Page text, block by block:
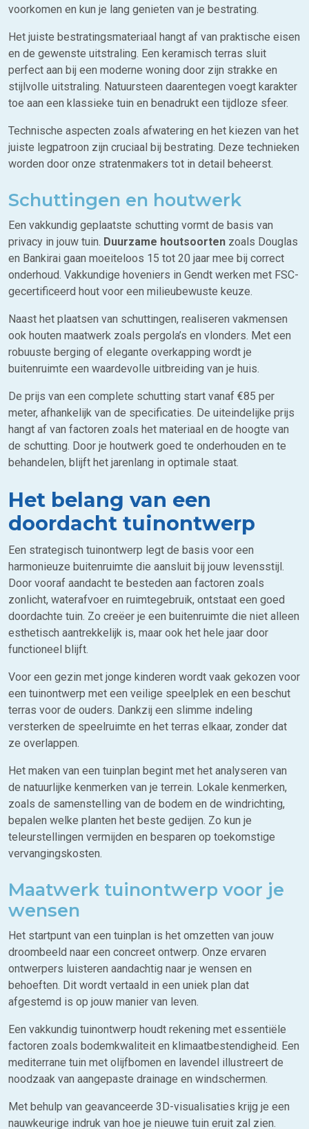
voorkomen en kun je lang genieten van je bestrating.
Het juiste bestratingsmateriaal hangt af van praktische eisen
en de gewenste uitstraling. Een keramisch terras sluit
perfect aan bij een moderne woning door zijn strakke en
stijlvolle uitstraling. Natuursteen daarentegen voegt karakter
toe aan een klassieke tuin en benadrukt een tijdloze sfeer.
Technische aspecten zoals afwatering en het kiezen van het
juiste legpatroon zijn cruciaal bij bestrating. Deze technieken
worden door onze stratenmakers tot in detail beheerst.
Schuttingen en houtwerk
Een vakkundig geplaatste schutting vormt de basis van
privacy in jouw tuin. Duurzame houtsoorten zoals Douglas
en Bankirai gaan moeiteloos 15 tot 20 jaar mee bij correct
onderhoud. Vakkundige hoveniers in Gendt werken met FSC-
gecertificeerd hout voor een milieubewuste keuze.
Naast het plaatsen van schuttingen, realiseren vakmensen
ook houten maatwerk zoals pergola’s en vlonders. Met een
robuuste berging of elegante overkapping wordt je
buitenruimte een waardevolle uitbreiding van je huis.
De prijs van een complete schutting start vanaf €85 per
meter, afhankelijk van de specificaties. De uiteindelijke prijs
hangt af van factoren zoals het materiaal en de hoogte van
de schutting. Door je houtwerk goed te onderhouden en te
behandelen, blijft het jarenlang in optimale staat.
Het belang van een
doordacht tuinontwerp
Een strategisch tuinontwerp legt de basis voor een
harmonieuze buitenruimte die aansluit bij jouw levensstijl.
Door vooraf aandacht te besteden aan factoren zoals
zonlicht, waterafvoer en ruimtegebruik, ontstaat een goed
doordachte tuin. Zo creëer je een buitenruimte die niet alleen
esthetisch aantrekkelijk is, maar ook het hele jaar door
functioneel blijft.
Voor een gezin met jonge kinderen wordt vaak gekozen voor
een tuinontwerp met een veilige speelplek en een beschut
terras voor de ouders. Dankzij een slimme indeling
versterken de speelruimte en het terras elkaar, zonder dat
ze overlappen.
Het maken van een tuinplan begint met het analyseren van
de natuurlijke kenmerken van je terrein. Lokale kenmerken,
zoals de samenstelling van de bodem en de windrichting,
bepalen welke planten het beste gedijen. Zo kun je
teleurstellingen vermijden en besparen op toekomstige
vervangingskosten.
Maatwerk tuinontwerp voor je
wensen
Het startpunt van een tuinplan is het omzetten van jouw
droombeeld naar een concreet ontwerp. Onze ervaren
ontwerpers luisteren aandachtig naar je wensen en
behoeften. Dit wordt vertaald in een uniek plan dat
afgestemd is op jouw manier van leven.
Een vakkundig tuinontwerp houdt rekening met essentiële
factoren zoals bodemkwaliteit en klimaatbestendigheid. Een
mediterrane tuin met olijfbomen en lavendel illustreert de
noodzaak van aangepaste drainage en windschermen.
Met behulp van geavanceerde 3D-visualisaties krijg je een
nauwkeurige indruk van hoe je nieuwe tuin eruit zal zien.